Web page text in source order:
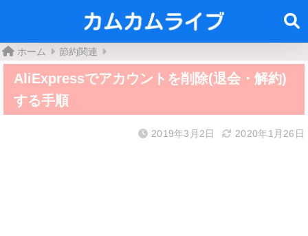
ホーム 節約関連
AliExpressでアカウントを削除(退会・解約)
する手順
2019年3月2日 2020年1月26日